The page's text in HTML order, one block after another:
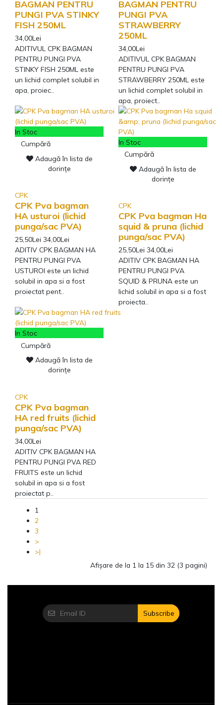
BAGMAN PENTRU
PUNGI PVA STINKY
FISH 250ML
34,00Lei
ADITIVUL CPK BAGMAN
PENTRU PUNGI PVA
STINKY FISH 250ML este
un lichid complet solubil in
apa, proiec..
BAGMAN PENTRU
PUNGI PVA
STRAWBERRY
250ML
34,00Lei
ADITIVUL CPK BAGMAN
PENTRU PUNGI PVA
STRAWBERRY 250ML este
un lichid complet solubil in
apa, proiect..
In Stoc
Cumpără
Adaugă în lista de
dorințe
CPK
CPK Pva bagman
HA usturoi (lichid
punga/sac PVA)
25,50Lei 34,00Lei
ADITIV CPK BAGMAN HA
PENTRU PUNGI PVA
USTUROI este un lichid
solubil in apa si a fost
proiectat pent..
In Stoc
Cumpără
Adaugă în lista de
dorințe
CPK
CPK Pva bagman Ha
squid & pruna (lichid
punga/sac PVA)
25,50Lei 34,00Lei
ADITIV CPK BAGMAN HA
PENTRU PUNGI PVA
SQUID & PRUNA este un
lichid solubil in apa si a fost
proiecta..
In Stoc
Cumpără
Adaugă în lista de
dorințe
CPK
CPK Pva bagman
HA red fruits (lichid
punga/sac PVA)
34,00Lei
ADITIV CPK BAGMAN HA
PENTRU PUNGI PVA RED
FRUITS este un lichid
solubil in apa si a fost
proiectat p..
1
2
3
>
>|
Afişare de la 1 la 15 din 32 (3 pagini)
Subscribe